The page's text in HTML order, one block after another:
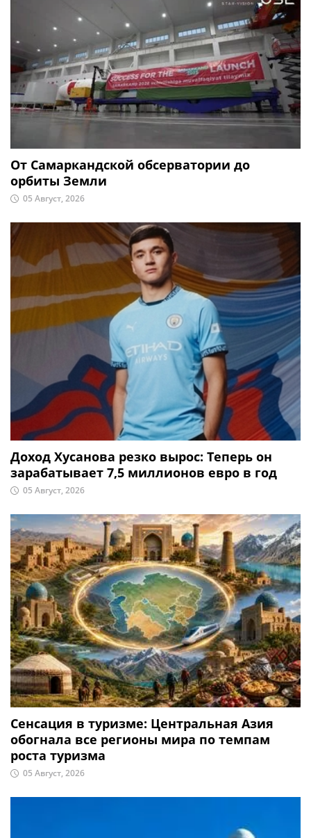
От Самаркандской обсерватории до
орбиты Земли
05 Август, 2026
Доход Хусанова резко вырос: Теперь он
зарабатывает 7,5 миллионов евро в год
05 Август, 2026
Сенсация в туризме: Центральная Азия
обогнала все регионы мира по темпам
роста туризма
05 Август, 2026